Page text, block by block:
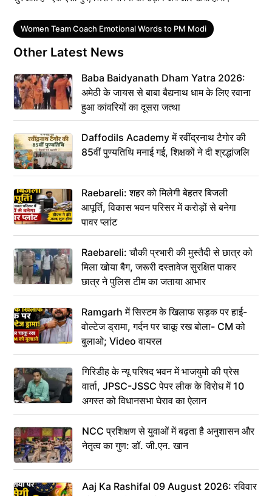
Tags
Women Team Coach Emotional Words to PM Modi
Other Latest News
Baba Baidyanath Dham Yatra 2026:
अमेठी के जायस से बाबा बैद्यनाथ धाम के लिए रवाना
हुआ कांवरियों का दूसरा जत्था
Daffodils Academy में रवींद्रनाथ टैगोर की
85वीं पुण्यतिथि मनाई गई, शिक्षकों ने दी श्रद्धांजलि
Raebareli: शहर को मिलेगी बेहतर बिजली
आपूर्ति, विकास भवन परिसर में करोड़ों से बनेगा
पावर प्लांट
Raebareli: चौकी प्रभारी की मुस्तैदी से छात्र को
मिला खोया बैग, जरूरी दस्तावेज सुरक्षित पाकर
छात्र ने पुलिस टीम का जताया आभार
Ramgarh में सिस्टम के खिलाफ सड़क पर हाई-
वोल्टेज ड्रामा, गर्दन पर चाकू रख बोला- CM को
बुलाओ; Video वायरल
गिरिडीह के न्यू परिषद भवन में भाजयुमो की प्रेस
वार्ता, JPSC-JSSC पेपर लीक के विरोध में 10
अगस्त को विधानसभा घेराव का ऐलान
NCC प्रशिक्षण से युवाओं में बढ़ता है अनुशासन और
नेतृत्व का गुण: डॉ. जी.एन. खान
Aaj Ka Rashifal 09 August 2026: रविवार